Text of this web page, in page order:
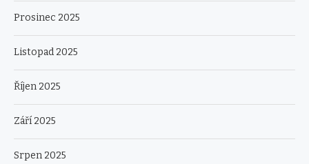
Prosinec 2025
Listopad 2025
Říjen 2025
Září 2025
Srpen 2025